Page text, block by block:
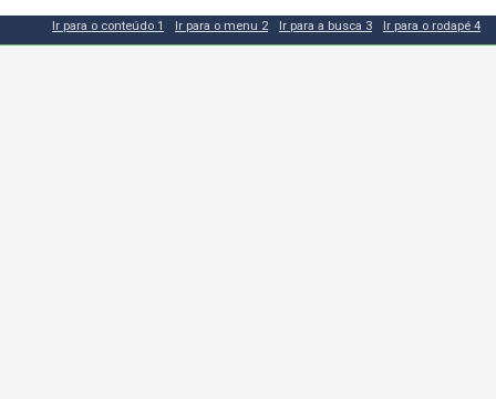
Ir para o conteúdo 1 Ir para o menu 2 Ir para a busca 3 Ir para o rodapé 4